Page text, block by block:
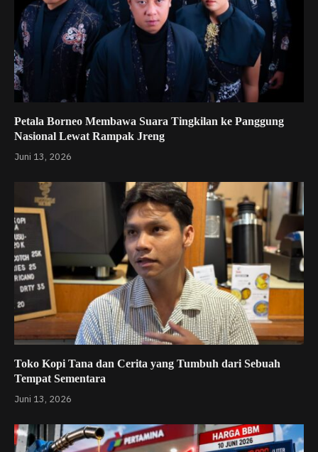
Petala Borneo Membawa Suara Tingkilan ke Panggung
Nasional Lewat Rampak Jreng
Juni 13, 2026
Toko Kopi Tana dan Cerita yang Tumbuh dari Sebuah
Tempat Sementara
Juni 13, 2026